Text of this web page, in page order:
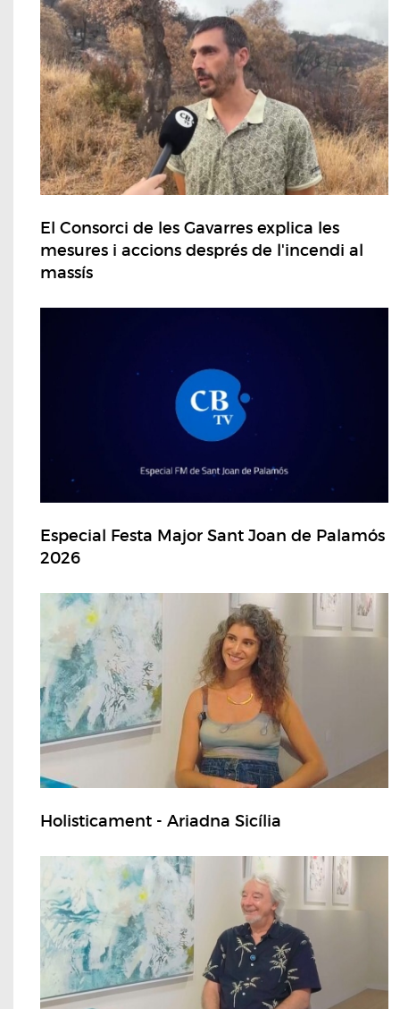
El Consorci de les Gavarres explica les
mesures i accions després de l'incendi al
massís
Especial Festa Major Sant Joan de Palamós
2026
Holisticament - Ariadna Sicília